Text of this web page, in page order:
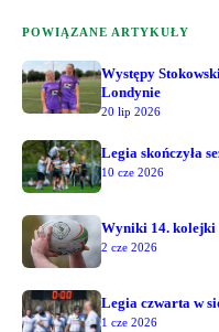
POWIĄZANE ARTYKUŁY
Występy
Londynie
20 lip 2026
Legia skończyła
10 cze 2026
Wyniki 14. kolejki
2 cze 2026
Legia czwarta w
1 cze 2026